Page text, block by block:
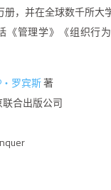
册，并在全球数千所大
《管理学》《组织行
罗宾斯著
合出版公司